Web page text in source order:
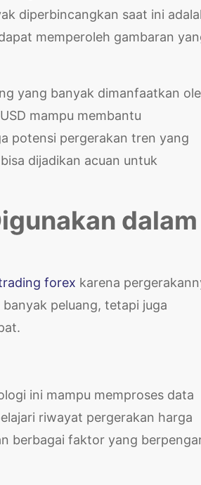
diperbincangkan saat ini
memperoleh gambaran
yang banyak dimanfaatkan
mampu membantu
potensi pergerakan tren yang
dijadikan acuan untuk
dalam
forex karena
peluang, tetapi juga
ini mampu memproses data
riwayat pergerakan harga
berbagai faktor yang